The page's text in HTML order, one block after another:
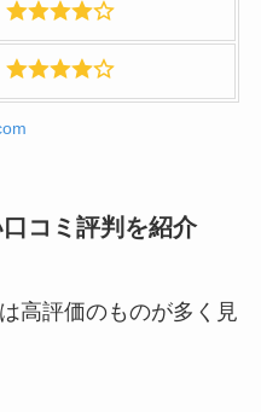
コミ評判を紹介
高評価のものが多く見